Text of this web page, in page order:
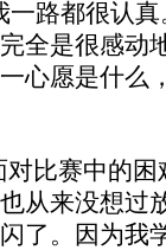
路都很认
全是很感动
心愿是什么
比赛中的困
从来没想过
了。因为我